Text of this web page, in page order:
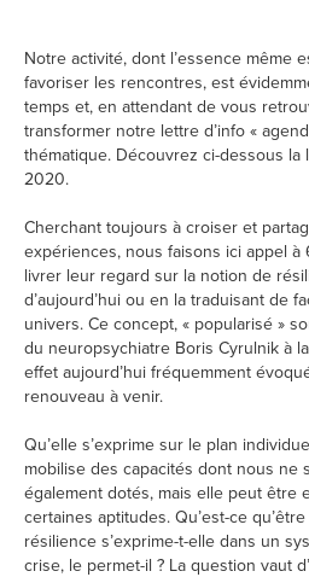
Notre activité, dont l’essence même
favoriser les rencontres, est
temps et, en attendant de vous
transformer notre lettre d’info «
thématique. Découvrez ci-dessous la
2020.
Cherchant toujours à croiser et
expériences, nous faisons ici appel
livrer leur regard sur la notion de
d’aujourd’hui ou en la traduisant de
univers. Ce concept, « popularisé »
du neuropsychiatre Boris Cyrulnik à
effet aujourd’hui fréquemment
renouveau à venir.
Qu’elle s’exprime sur le plan
mobilise des capacités dont nous ne
également dotés, mais elle peut être
certaines aptitudes. Qu’est-ce
résilience s’exprime-t-elle dans un
crise, le permet-il ? La question vaut